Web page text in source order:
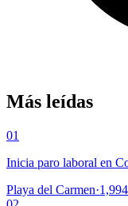
Más leídas
01
Inicia paro laboral en
Playa del Carmen·1,994